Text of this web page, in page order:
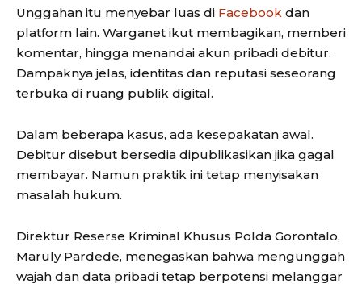
Unggahan itu menyebar luas di Facebook dan
platform lain. Warganet ikut membagikan, memberi
komentar, hingga menandai akun pribadi debitur.
Dampaknya jelas, identitas dan reputasi seseorang
terbuka di ruang publik digital.
Dalam beberapa kasus, ada kesepakatan awal.
Debitur disebut bersedia dipublikasikan jika gagal
membayar. Namun praktik ini tetap menyisakan
masalah hukum.
Direktur Reserse Kriminal Khusus Polda Gorontalo,
Maruly Pardede, menegaskan bahwa mengunggah
wajah dan data pribadi tetap berpotensi melanggar